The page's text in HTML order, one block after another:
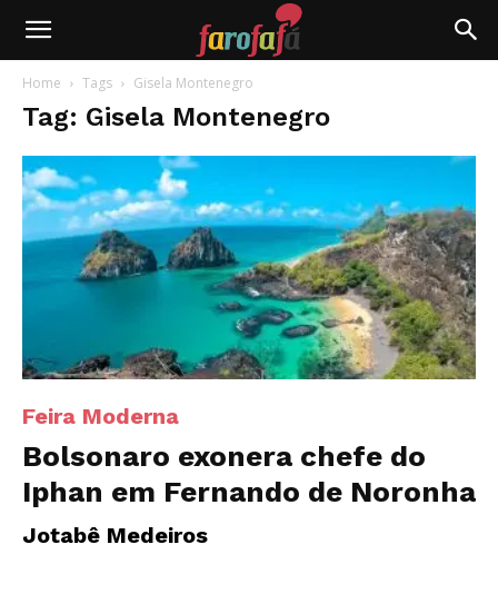
Farofafá
Home Tags Gisela Montenegro
Tag: Gisela Montenegro
Feira Moderna
Bolsonaro exonera chefe do
Iphan em Fernando de Noronha
Jotabê Medeiros